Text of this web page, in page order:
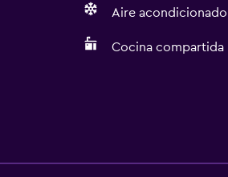
Aire acondicionado
Cocina compartida